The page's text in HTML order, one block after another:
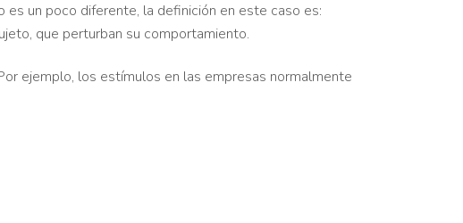
un poco diferente, la definición en este caso es:
que perturban su comportamiento.
ejemplo, los estímulos en las empresas normalmente